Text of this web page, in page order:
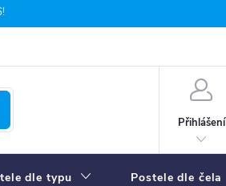
Přihlášení
dle typu Postele dle čela